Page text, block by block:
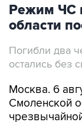
Режим ЧС
области
Погибли два
остались без
Москва. 6
Смоленской